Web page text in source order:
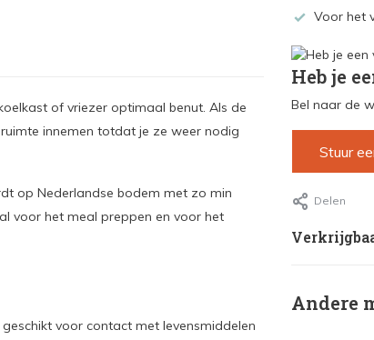
of vriezer optimaal benut. Als de
innemen totdat je ze weer nodig
op Nederlandse bodem met zo min
voor het meal preppen en voor het
geschikt voor contact met levensmiddelen
Voor het
Heb je
Bel naar de
Stuur
Delen
Andere